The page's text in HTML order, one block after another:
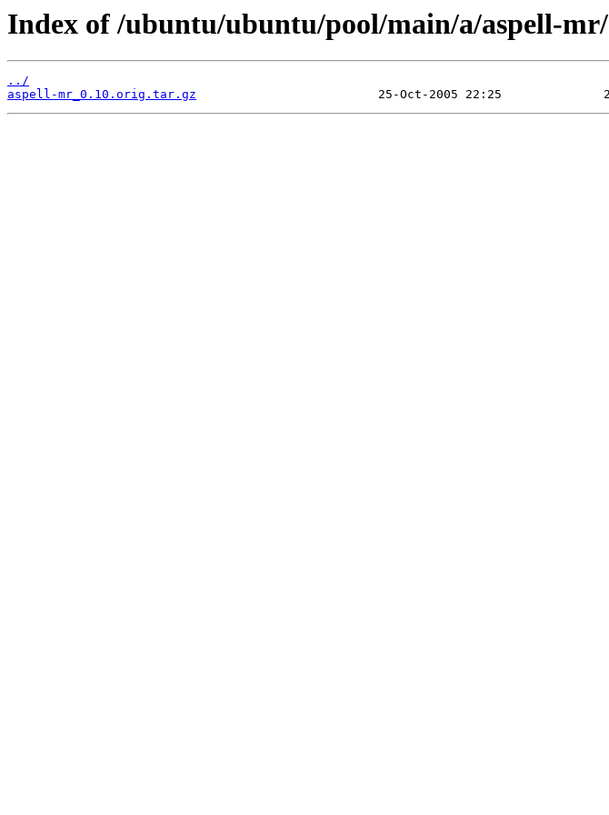
Index of /ubuntu/ubuntu/pool/main/a/aspell-mr/
../
aspell-mr_0.10.orig.tar.gz